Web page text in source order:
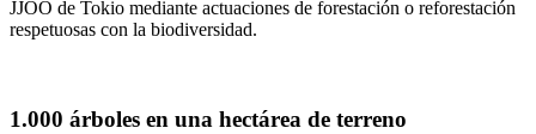
JJOO de Tokio mediante actuaciones de forestación o reforestación
respetuosas con la biodiversidad.
1.000 árboles en una hectárea de terreno